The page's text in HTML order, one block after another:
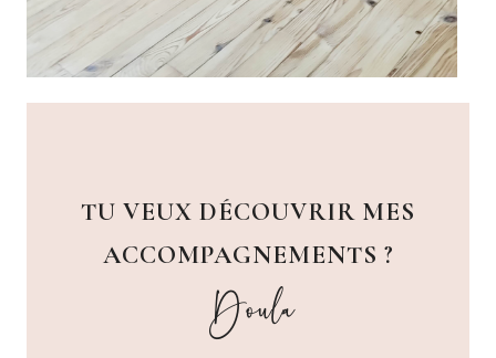
TU VEUX DÉCOUVRIR MES
ACCOMPAGNEMENTS ?
Doula